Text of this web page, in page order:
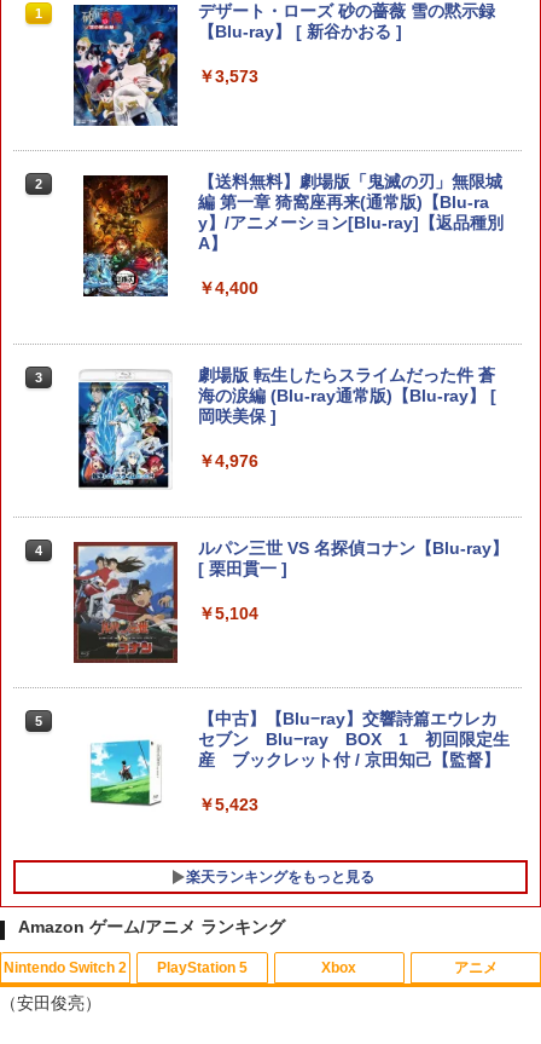
1
【楽天ブックス限定特典】ドンキーコン
グ バナンザ(「スーパーマリオ」ステッ
2
[Switch 2] マリオテニス フィーバー
（ダウンロード版） ※6,400ポイント
までご利用可 ■
回外付特典】切り取れるクリアカード)
￥8,118
ダース】/ウツホ【レイダース】/マンタ
ロー【レイダース】]（スプラトゥーンシ
5
【特典】進撃の巨人3 Switch2版(【早
期購入封入特典】DLC)
1
【中古】PS5ドラゴンクエストVII Rei
magined
￥4,518
2 がんばれゴエモン大集合！ PS5版
￥4,890
術士と白の守護者 〜レスレリアーナのア
トリエ〜 [PS5版][在庫品]
ック】 【日本語説明書付き】 Brook Wi
ngman NS ウィングマン NS Lite コンバ
PS5 XBOX Elite コントローラー用 Swit
ch PC X-input 対応 正規輸入品
【特典】Starsand Island（スターサン
典】DLCチラシ【白いスポーツカー】)
1
【中古】ぼくとシムのまち リゾートに元
気をとりもどそう! (特典無し)
￥229
2
Switch2 ケース 即納 スイッチ2 Nintend
o Switch Lite 対応 スイッチ スイッチツ
ー ニンテンドー カバー ポーチ キャリン
グケース 新型 ジョイコン ソフト ケーブ
ルなど 収納可能 ギフト プレゼント シン
Switch2 ケース 即納 パステルカラー か
わいい Nintendo スイッチ2 対応 スイッ
ーチ ストラップ 新型 ジョイコン ソフト
￥2,100
【中古】ワイヤレスコントローラー (DU
￥3,720
1
デザート・ローズ 砂の薔薇 雪の黙示録
【Blu-ray】 [ 新谷かおる ]
￥3,573
2
【送料無料】劇場版「鬼滅の刃」無限城
編 第一章 猗窩座再来(通常版)【Blu-ra
y】/アニメーション[Blu-ray]【返品種別
A】
￥4,400
3
劇場版 転生したらスライムだった件 蒼
海の涙編 (Blu-ray通常版)【Blu-ray】 [
岡咲美保 ]
￥4,976
4
ルパン三世 VS 名探偵コナン【Blu-ray】
[ 栗田貫一 ]
￥5,104
5
【中古】【Blu−ray】交響詩篇エウレカ
セブン Blu−ray BOX 1 初回限定生
産 ブックレット付 / 京田知己【監督】
￥5,423
楽天ランキングをもっと見る
Amazon ゲーム/アニメ ランキング
Nintendo Switch 2 PlayStation 5 Xbox アニメ
（安田俊亮）